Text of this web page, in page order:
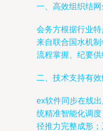
一、高效组织结
会务方根据行业
来自联合国水机
流程掌握、纪要
二、技术支持有
ex软件同步在线
统精准智能化调
径推力完整成形